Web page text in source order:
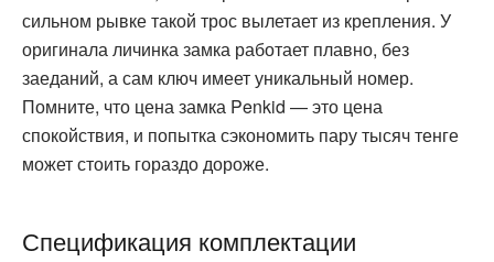
сильном рывке такой трос вылетает из крепления. У
оригинала личинка замка работает плавно, без
заеданий, а сам ключ имеет уникальный номер.
Помните, что цена замка Penkid — это цена
спокойствия, и попытка сэкономить пару тысяч тенге
может стоить гораздо дороже.
Спецификация комплектации